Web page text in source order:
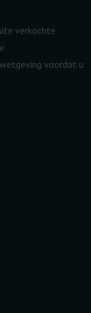
verkochte
voordat u